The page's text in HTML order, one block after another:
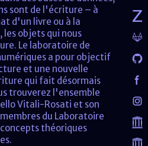
sont de l'écriture – à
d'un livre ou à la
objets qui nous
Le laboratoire de
a pour objectif
et une nouvelle
qui fait désormais
trouverez l'ensemble
Vitali-Rosati et son
du Laboratoire
théoriques